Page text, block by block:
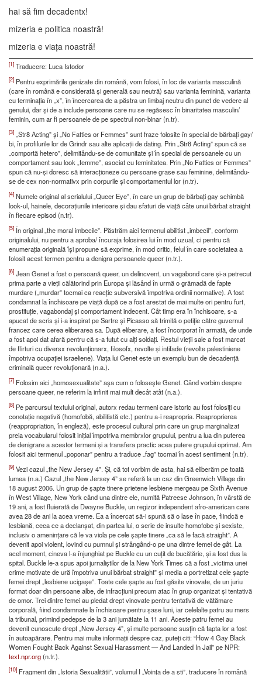
hai să fim decadentx!
mizeria e politica noastră!
mizeria e viața noastră!
[1] Traducere: Luca Istodor
[2] Pentru exprimările genizate din română, vom folosi, în loc de varianta masculină
(care în română e considerată și generală sau neutră) sau varianta feminină, varianta
cu terminația în „x”, în încercarea de a păstra un limbaj neutru din punct de vedere al
genului, dar și de a include persoane care nu se regăsesc în binaritatea masculin/
feminin, cum ar fi persoanele de pe spectrul non-binar (n.tr).
[3] „Str8 Acting” și „No Fatties or Femmes” sunt fraze folosite în special de bărbați gay/
bi, în profilurile lor de Grindr sau alte aplicații de dating. Prin „Str8 Acting” spun că se
„comportă hetero”, delimitându-se de comunitate și în special de persoanele cu un
comportament sau look „femme”, asociat cu feminitatea. Prin „No Fatties or Femmes”
spun că nu-și doresc să interacționeze cu persoane grase sau feminine, delimitându-
se de cex non-normativx prin corpurile și comportamentul lor (n.tr).
[4] Numele original al serialului „Queer Eye”, în care un grup de bărbați gay schimbă
look-ul, hainele, decorațiunile interioare și dau sfaturi de viață câte unui bărbat straight
în fiecare episod (n.tr).
[5] În original „the moral imbecile”. Păstrăm aici termenul abilitist „imbecil”, conform
originalului, nu pentru a aproba/ încuraja folosirea lui în mod uzual, ci pentru că
enumerația originală își propune să exprime, în mod critic, felul în care societatea a
folosit acest termen pentru a denigra persoanele queer (n.tr.).
[6] Jean Genet a fost o persoană queer, un delincvent, un vagabond care și-a petrecut
prima parte a vieții călătorind prin Europa și lăsând în urmă o grămadă de fapte
murdare („murdar” tocmai ca reacție subversivă împotriva ordinii normative). A fost
condamnat la închisoare pe viață după ce a fost arestat de mai multe ori pentru furt,
prostituție, vagabondaj și comportament indecent. Cât timp era în închisoare, s-a
apucat de scris și i-a inspirat pe Sartre și Picasso să trimită o petiție către guvernul
francez care cerea eliberarea sa. După eliberare, a fost încorporat în armată, de unde
a fost apoi dat afară pentru că s-a futut cu alți soldați. Restul vieții sale a fost marcat
de flirturi cu diversx revolunționarx, filosofx, revolte și intifade (revolte palestiniene
împotriva ocupației israeliene). Viața lui Genet este un exemplu bun de decadență
criminală queer revoluționară (n.a.).
[7] Folosim aici „homosexualitate” așa cum o folosește Genet. Când vorbim despre
persoane queer, ne referim la infinit mai mult decât atât (n.a.).
[8] Pe parcursul textului original, autorx redau termeni care istoric au fost folosiți cu
conotație negativă (homofobă, abilitistă etc.) pentru a-i reapropria. Reaproprierea
(reappropriation, în engleză), este procesul cultural prin care un grup marginalizat
preia vocabularul folosit inițial împotriva membrxlor grupului, pentru a lua din puterea
de denigrare a acestor termeni și a transfera practic acea putere grupului oprimat. Am
folosit aici termenul „poponar” pentru a traduce „fag” tocmai în acest sentiment (n.tr).
[9] Vezi cazul „the New Jersey 4”. Și, că tot vorbim de asta, hai să eliberăm pe toată
lumea (n.a.) Cazul „the New Jersey 4” se referă la un caz din Greenwich Village din
18 august 2006. Un grup de șapte tinere prietene lesbiene mergeau pe Sixth Avenue
în West Village, New York când una dintre ele, numită Patreese Johnson, în vârstă de
19 ani, a fost fluierată de Dwayne Buckle, un regizor independent afro-american care
avea 28 de ani la acea vreme. Ea a încercat să-i spună să o lase în pace, fiindcă e
lesbiană, ceea ce a declanșat, din partea lui, o serie de insulte homofobe și sexiste,
inclusiv o amenințare că le va viola pe cele șapte tinere „ca să le facă straight”. A
devenit apoi violent, lovind cu pumnul și strângând-o pe una dintre femei de gât. La
acel moment, cineva l-a înjunghiat pe Buckle cu un cuțit de bucătărie, și a fost dus la
spital. Buckle le-a spus apoi jurnaliștilor de la New York Times că a fost „victima unei
crime motivate de ură împotriva unui bărbat straight” și media a portretizat cele șapte
femei drept „lesbiene ucigașe”. Toate cele șapte au fost găsite vinovate, de un juriu
format doar din persoane albe, de infracțiuni precum atac în grup organizat și tentativă
de omor. Trei dintre femei au pledat drept vinovate pentru tentativă de vătămare
corporală, fiind condamnate la închisoare pentru șase luni, iar celelalte patru au mers
la tribunal, primind pedepse de la 3 ani jumătate la 11 ani. Aceste patru femei au
devenit cunoscute drept „New Jersey 4”, și multe persoane susțin că fapta lor a fost
în autoapărare. Pentru mai multe informații despre caz, puteți citi: “How 4 Gay Black
Women Fought Back Against Sexual Harassment — And Landed In Jail” pe NPR:
text.npr.org(n.tr.).
[10] Fragment din „Istoria Sexualității”, volumul I „Voința de a ști”, traducere în română